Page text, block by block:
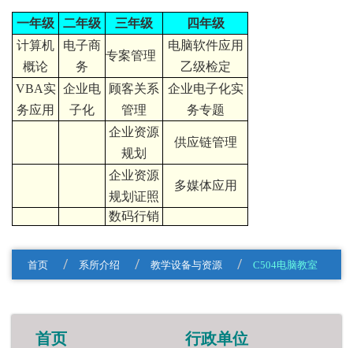
一年级 二年级 三年级
四年级
计算机
概论
电子商
务
专案管理
电脑软件应用
乙级检定
VBA实
务应用
企业电
子化
顾客关系
管理
企业电子化实
务专题
企业资源
规划
供应链管理
企业资源
规划证照
多媒体应用
数码行销
首页 系所介绍 教学设备与资源 C504电脑教室
首页 行政单位